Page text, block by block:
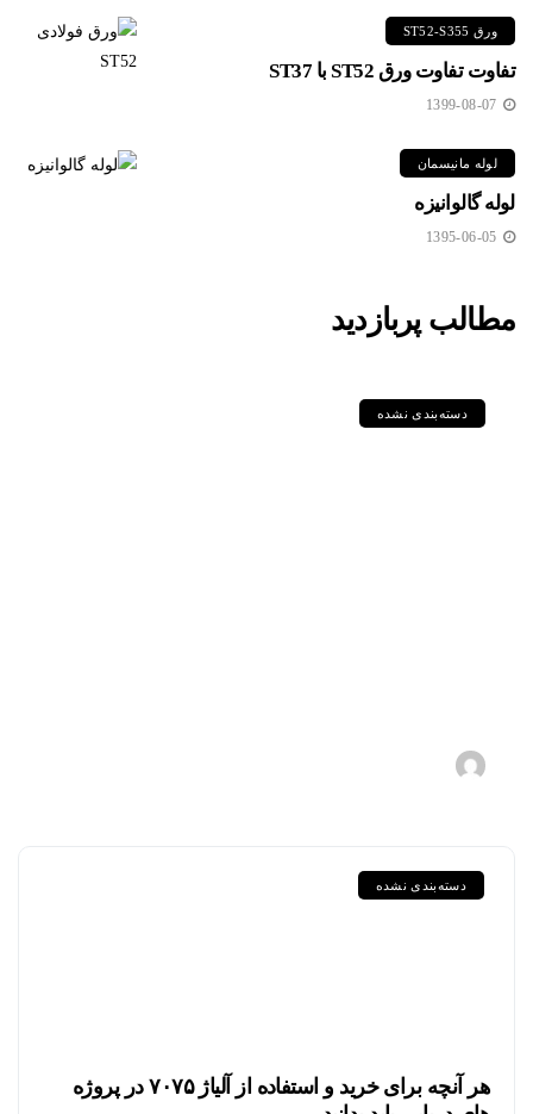
ورق ST52-S355
تفاوت تفاوت ورق ST52 با ST37
1399-08-07
لوله مانیسمان
لوله گالوانیزه
1395-06-05
مطالب پربازدید
دسته‌بندی نشده
دسته‌بندی نشده
هر آنچه برای خرید و استفاده از آلیاژ ۷۰۷۵ در پروژه